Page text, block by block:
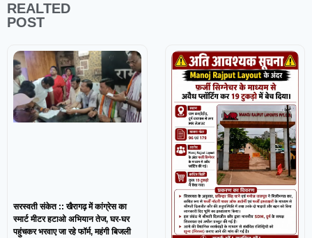
REALTED
POST
सरस्वती संकेत :: खैरागढ़ में कांग्रेस का
स्मार्ट मीटर हटाओ अभियान तेज, घर-घर
पहुंचकर भरवाए जा रहे फॉर्म, महंगी बिजली